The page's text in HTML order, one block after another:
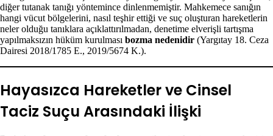
diğer tutanak tanığı yöntemince dinlenmemiştir. Mahkemece sanığın
hangi vücut bölgelerini, nasıl teşhir ettiği ve suç oluşturan hareketlerin
neler olduğu tanıklara açıklattırılmadan, denetime elverişli tartışma
yapılmaksızın hüküm kurulması bozma nedenidir (Yargıtay 18. Ceza
Dairesi 2018/1785 E., 2019/5674 K.).
Hayasızca Hareketler ve Cinsel
Taciz Suçu Arasındaki İlişki